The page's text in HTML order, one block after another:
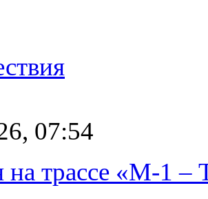
07:54
на трассе «М-1 –